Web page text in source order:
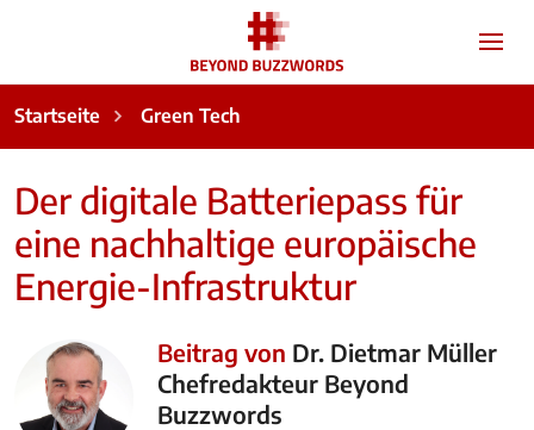
Startseite Green Tech
Der digitale Batteriepass für
eine nachhaltige europäische
Energie-Infrastruktur
Beitrag von Dr. Dietmar Müller
Chefredakteur Beyond
Buzzwords